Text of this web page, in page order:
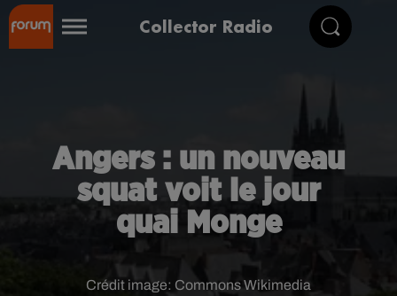
Collector Radio
Angers : un nouveau
squat voit le jour
quai Monge
Crédit image: Commons Wikimedia